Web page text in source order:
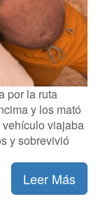
por la ruta
y los mató
viajaba
y sobrevivió
Leer Más